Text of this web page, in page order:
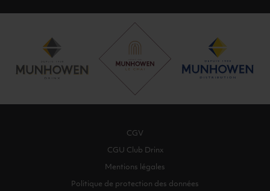
CGV
CGU Club Drinx
Mentions légales
Politique de protection des données